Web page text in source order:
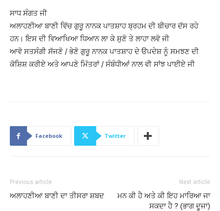
ਸਾਧ ਸੰਗਤ ਜੀ
ਅਲਾਹਣੀਆ ਬਾਣੀ ਵਿੱਚ ਗੁਰੂ ਨਾਨਕ ਪਾਤਸ਼ਾਹ ਬ੍ਰਹਮ ਦੀ ਬੀਚਾਰ ਦੱਸ ਰਹੇ
ਹਨ। ਇਸ ਦੀ ਵਿਆਖਿਆ ਧਿਆਨ ਲਾ ਕੇ ਸੁਣੋ ਤੇ ਲਾਹਾ ਲਵੋ ਜੀ
ਆਵੋ ਸਤਸੰਗੀ ਸੱਜਣੋ / ਭੇਣੋ ਗੁਰੂ ਨਾਨਕ ਪਾਤਸ਼ਾਹ ਦੇ ੳਪਦੇਸ਼ ਨੂੰ ਸਮਝਣ ਦੀ
ਕੋਸ਼ਿਸ਼ ਕਰੀਏ ਅਤੇ ਆਪਣੇ ਮਿੱਤਰਾਂ / ਸੰਬੰਧੀਆਂ ਨਾਲ ਵੀ ਸਾਂਝ ਪਾਈਏ ਜੀ
Facebook Twitter
Previous article
ਅਲਾਹਣੀਆ ਬਾਣੀ ਦਾ ਤੀਸਰਾ ਸ਼ਬਦ
Next article
ਮਨ ਕੀ ਹੈ ਅਤੇ ਕੀ ਇਹ ਮਾਰਿਆ ਜਾ
ਸਕਦਾ ਹੈ ? (ਭਾਗ ਦੂਜਾ)